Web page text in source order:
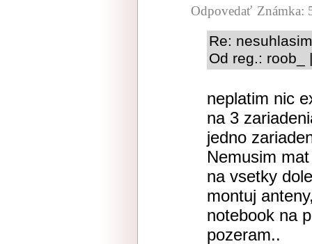
Odpovedať Známka:
Re:
Od reg.: roob_
neplatim nic
na 3
jedno
Nemusim
na vsetky
montuj
notebook na
pozeram..